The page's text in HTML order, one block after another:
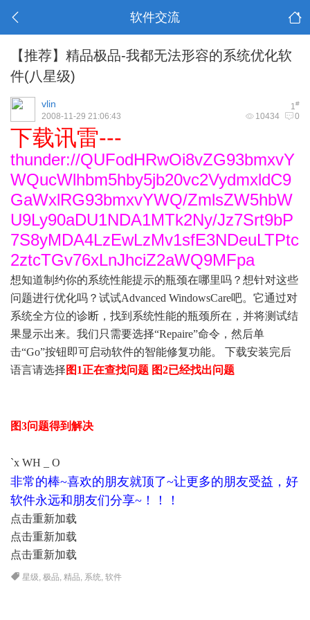
软件交流
【推荐】精品极品-我都无法形容的系统优化软
件(八星级)
1#
vlin
10434 0
2008-11-29 21:06:43
下载讯雷---
thunder://QUFodHRwOi8vZG93bmxvY
WQucWlhbm5hby5jb20vc2VydmxldC9
GaWxlRG93bmxvYWQ/ZmlsZW5hbW
U9Ly90aDU1NDA1MTk2Ny/Jz7Srt9bP
7S8yMDA4LzEwLzMv1sfE3NDeuLTPtc
2ztcTGv76xLnJhciZ2aWQ9MFpa
想知道制约你的系统性能提示的瓶颈在哪里吗？想针对这些
问题进行优化吗？试试Advanced WindowsCare吧。它通过对
系统全方位的诊断，找到系统性能的瓶颈所在，并将测试结
果显示出来。我们只需要选择“Repaire”命令，然后单
击“Go”按钮即可启动软件的智能修复功能。
下载安装完后
语言请选择 图1正在查找问题 图2已经找出问题
图3问题得到解决
`x WH _ O
非常的棒~喜欢的朋友就顶了~让更多的朋友受益，好
软件永远和朋友们分享~！！！
点击重新加载
点击重新加载
点击重新加载
星级,极品,精品, 系统,软件